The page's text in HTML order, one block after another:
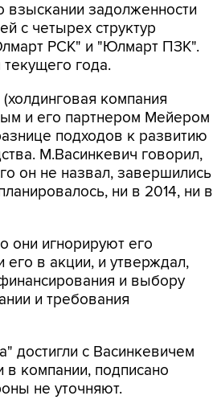
взыскании задолженности
с четырех структур
РСК" и "Юлмарт ПЗК".
года.
компания
и его партнером Мейером
подходов к развитию
М.Васинкевич говорил,
он не назвал, завершились
ни в 2014, ни в
они игнорируют его
его в акции, и утверждал,
и выбору
и требования
с Васинкевичем
компании, подписано
не уточняют.